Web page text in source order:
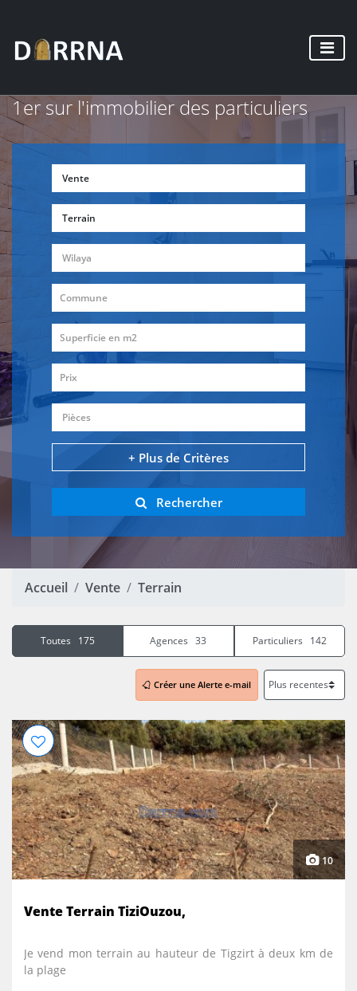
1er sur l'immobilier des particuliers
Vente
Terrain
Wilaya
Prix
Pièces
+ Plus de Critères
Rechercher
Accueil Vente Terrain
Toutes 175 Agences 33 Particuliers 142
Créer une Alerte e-mail
10
Vente Terrain TiziOuzou,
Je vend mon terrain au hauteur de Tigzirt à deux km de
la plage